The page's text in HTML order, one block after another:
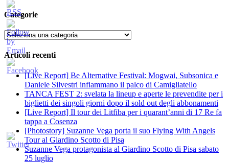
Categorie
Categorie
Articoli recenti
[Live Report] Be Alternative Festival: Mogwai, Subsonica e
Daniele Silvestri infiammano il palco di Camigliatello
TANCA FEST 2: svelata la lineup e aperte le prevendite per i
biglietti dei singoli giorni dopo il sold out degli abbonamenti
[Live Report] Il tour dei Litfiba per i quarant’anni di 17 Re fa
tappa a Cosenza
[Photostory] Suzanne Vega porta il suo Flying With Angels
Tour al Giardino Scotto di Pisa
Suzanne Vega protagonista al Giardino Scotto di Pisa sabato
25 luglio